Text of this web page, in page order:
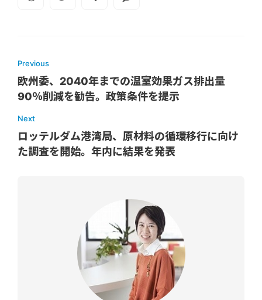
Previous
欧州委、2040年までの温室効果ガス排出量
90％削減を勧告。政策条件を提示
Next
ロッテルダム港湾局、原材料の循環移行に向け
た調査を開始。年内に結果を発表